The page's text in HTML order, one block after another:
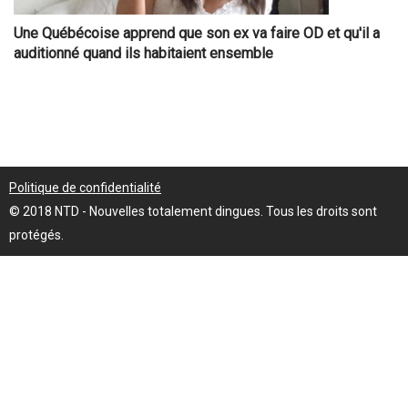
Une Québécoise apprend que son ex va faire OD et qu'il a
auditionné quand ils habitaient ensemble
Politique de confidentialité
© 2018 NTD - Nouvelles totalement dingues. Tous les droits sont
protégés.